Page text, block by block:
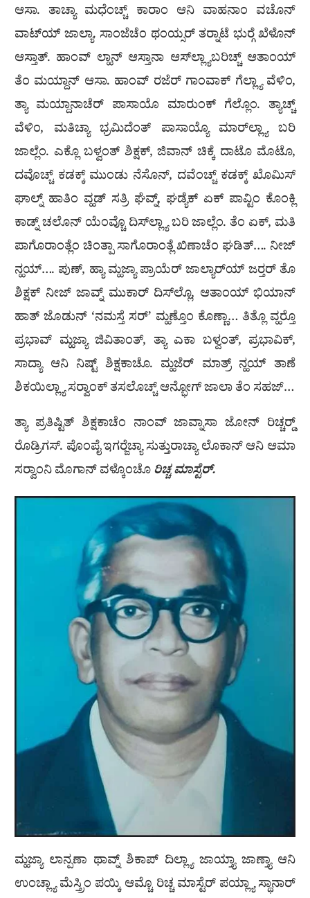
ಆಸಾ. ತಾಚ್ಯಾ ಮಧೆಂಚ್ಚ್ ಕಾರಾಂ ಆನಿ ವಾಹನಾಂ ವಚೊನ್
ವಾಟ್‌ಯ್ ಜಾಲ್ಯಾ. ಸಾಂಜೆಚೆಂ ಥಂಯ್ಸರ್ ತರ‍್ನಾಟೆ ಭುರ‍್ಗೆ ಖೆಳೊನ್
ಆಸ್ತಾತ್. ಹಾಂವ್ ಲ್ಹಾನ್ ಆಸ್ತಾನಾ ಆಸ್‌ಲ್ಲ್ಯಾಬರಿಚ್ಚ್ ಆತಾಂಯ್
ತೆಂ ಮಯ್ದಾನ್ ಆಸಾ. ಹಾಂವ್ ರಜೆರ್ ಗಾಂವಾಕ್ ಗೆಲ್ಲ್ಯಾ ವೆಳಿಂ,
ತ್ಯಾ ಮಯ್ದಾನಾಚೆರ್ ಪಾಸಾಯೊ ಮಾರುಂಕ್ ಗೆಲ್ಲೊಂ. ತ್ಯಾಚ್ಚ್
ವೆಳಿಂ, ಮತಿಚ್ಯಾ ಭ್ರಮಿದೆಂತ್ ಪಾಸಾಯ್ಯೊ ಮಾರ್‌ಲ್ಲ್ಯಾ ಬರಿ
ಜಾಲ್ಲೆಂ. ಎಕ್ಲೊ ಬಳ್ವಂತ್ ಶಿಕ್ಷಕ್, ಜಿವಾನ್ ಚಿಕ್ಕೆ ದಾಟೊ ಮೊಟೊ,
ದವೊಚ್ಚ್ ಕಡಕ್ಕ್ ಮುಂಡು ನೆಸೊನ್, ದವೆಂಚ್ಚ್ ಕಡಕ್ಕ್ ಖೊಮಿಸ್
ಘಾಲ್ನ್ ಹಾತಿಂ ವ್ಹಡ್ ಸತ್ರಿ ಘೆವ್ನ್, ಘಡ್ಯೆಕ್ ಏಕ್ ಪಾವ್ಟಿಂ ಕೊಂಕ್ಲಿ
ಕಾಡ್ನ್ ಚಲೊನ್ ಯೆಂವ್ಚೊ ದಿಸ್‌ಲ್ಲ್ಯಾ ಬರಿ ಜಾಲ್ಲೆಂ. ತೆಂ ಏಕ್, ಮತಿ
ಪಾಗೊರಾಂತ್ಲೆಂ ಚಿಂತ್ಪಾ ಸಾಗೊರಾಂತ್ಲೆ ಖಿಣಾಚೆಂ ಘಡಿತ್…. ನೀಜ್
ನ್ಹಯ್…. ಪುಣ್, ಹ್ಯಾ ಮ್ಹಜ್ಯಾ ಪ್ರಾಯೆರ್ ಜಾಲ್ಯಾರ್‌ಯ್ ಜರ‍್ತರ್ ತೊ
ಶಿಕ್ಷಕ್ ನೀಜ್ ಜಾವ್ನ್ ಮುಕಾರ್ ದಿಸ್‌ಲ್ಲೊ, ಆತಾಂಯ್ ಭಿಯಾನ್
ಹಾತ್ ಜೊಡುನ್ ‘ನಮಸ್ತೆ ಸರ್’ ಮ್ಹಣ್ತೊಂ ಕೊಣ್ಣಾ… ತಿತ್ಲೊ ವ್ಹರ‍್ತೊ
ಪ್ರಭಾವ್ ಮ್ಹಜ್ಯಾ ಜಿವಿತಾಂತ್, ತ್ಯಾ ಎಕಾ ಬಳ್ವಂತ್, ಪ್ರಭಾವಿಕ್,
ಸಾದ್ಯಾ ಆನಿ ನಿಷ್ಟ್ ಶಿಕ್ಷಕಾಚೊ. ಮ್ಹಜೆರ್ ಮಾತ್ರ್ ನ್ಹಯ್ ತಾಣೆ
ಶಿಕಯಿಲ್ಲ್ಯಾ ಸರ‍್ವಾಂಕ್ ತಸಲೊಚ್ಚ್ ಆನ್ಭೋಗ್ ಜಾಲಾ ತೆಂ ಸಹಜ್…
ತ್ಯಾ ಪ್ರತಿಷ್ಟಿತ್ ಶಿಕ್ಷಕಾಚೆಂ ನಾಂವ್ ಜಾವ್ನಾಸಾ ಜೋನ್ ರಿಚ್ಚರ‍್ಡ್
ರೊಡ್ರಿಗಸ್. ಪೊಂಪೈ ಇಗರ‍್ಜೆಚ್ಯಾ ಸುತ್ತುರಾಚ್ಯಾ ಲೊಕಾನ್ ಆನಿ ಆಮಾ
ಸರ‍್ವಾಂನಿ ಮೊಗಾನ್ ವಳ್ಕೊಂಚೊರಿಚ್ಚ ಮಾಸ್ಟೆರ್.
ಮ್ಹಜ್ಯಾ ಲಾನ್ಪಣಾ ಥಾವ್ನ್ ಶಿಕಾಪ್ ದಿಲ್ಲ್ಯಾ ಜಾಯ್ತ್ಯಾ ಜಾಣ್ತ್ಯಾ ಆನಿ
ಉಂಚ್ಲ್ಯಾ ಮೆಸ್ತ್ರಿಂ ಪಯ್ಕಿ ಆಮ್ಚೊ ರಿಚ್ಚ ಮಾಸ್ಟೆರ್ ಪಯ್ಲ್ಯಾ ಸ್ಥಾನಾರ್